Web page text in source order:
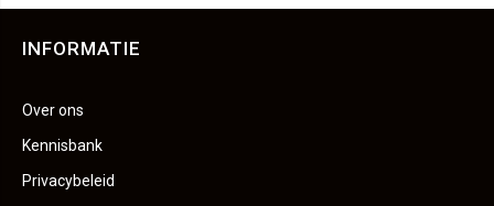
INFORMATIE
Over ons
Kennisbank
Privacybeleid